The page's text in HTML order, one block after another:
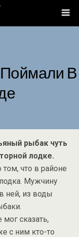
Поймали В
рыбак чуть
лодке.
что в районе
Мужчину
ней, из воды
сказать,
с ним кто-то